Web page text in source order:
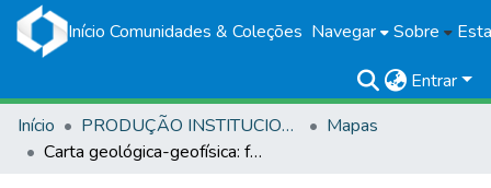
Início Comunidades & Coleções Navegar Sobre
Entrar
Início
PRODUÇÃO INSTITUCIONAL
Mapas
Carta geológica-geofísica: folha SE.22-X-A-I Fazenda Nova